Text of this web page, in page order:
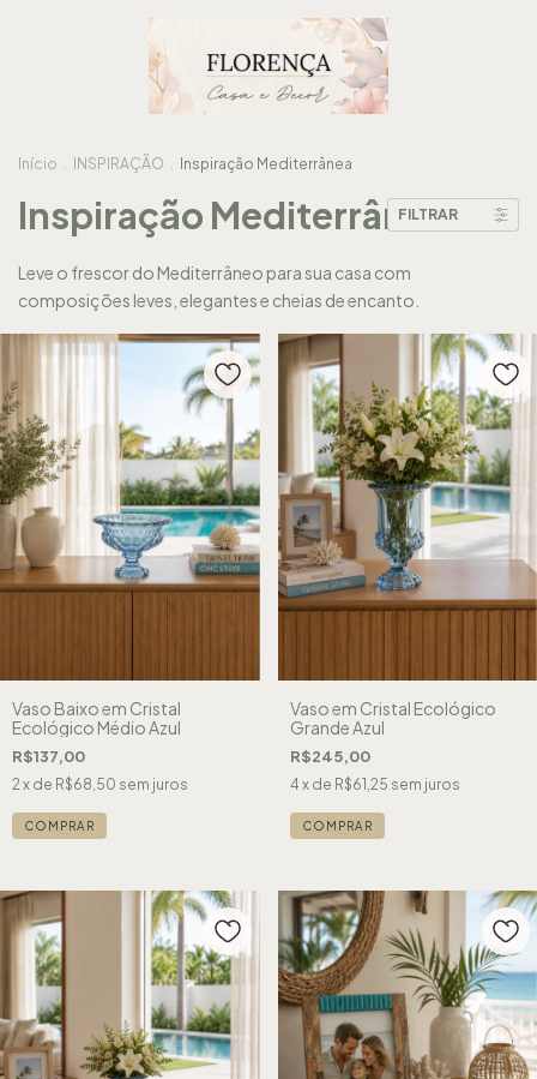
Início . INSPIRAÇÃO . Inspiração Mediterrânea
Inspiração Mediterrânea
FILTRAR
Leve o frescor do Mediterrâneo para sua casa com
composições leves, elegantes e cheias de encanto.
Vaso Baixo em Cristal
Ecológico Médio Azul
R$137,00
2 x de R$68,50 sem juros
Vaso em Cristal Ecológico
Grande Azul
R$245,00
4 x de R$61,25 sem juros